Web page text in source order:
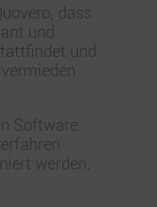
dass
und
und
Software
werden.